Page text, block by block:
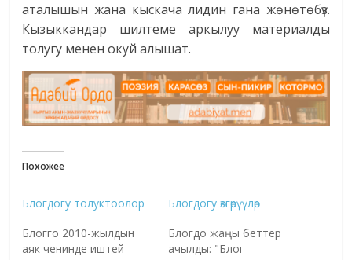
аталышын жана кыскача лидин гана жөнөтөбүз.
Кызыккандар шилтеме аркылуу материалды
толугу менен окуй алышат.
Похожее
Блогдогу толуктоолор
Блогго 2010-жылдын
аяк ченинде иштей
Блогдогу өзгөрүүлөр
Блогдо жаңы беттер
ачылды: "Блог